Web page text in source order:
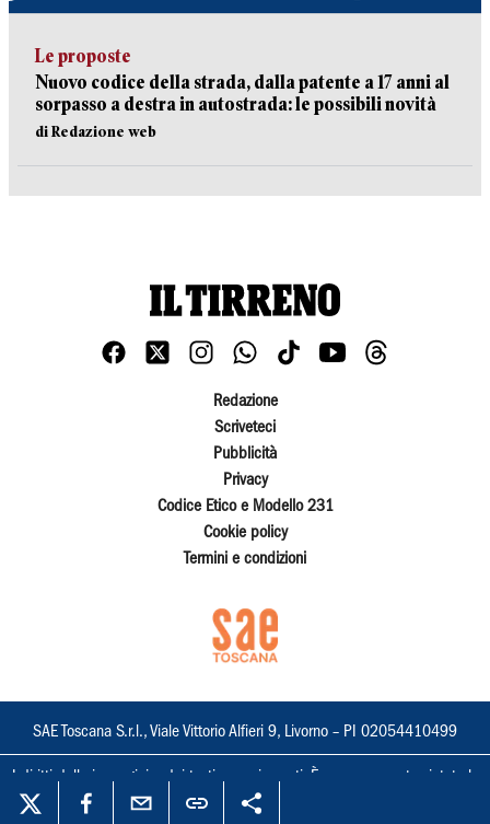
Le proposte
Nuovo codice della strada, dalla patente a 17 anni al
sorpasso a destra in autostrada: le possibili novità
di Redazione web
Redazione
Scriveteci
Pubblicità
Privacy
Codice Etico e Modello 231
Cookie policy
Termini e condizioni
SAE Toscana S.r.l., Viale Vittorio Alfieri 9, Livorno – PI 02054410499
I diritti delle immagini e dei testi sono riservati. È espressamente vietata la
loro riproduzione con qualsiasi mezzo e l'adattamento totale o parziale.